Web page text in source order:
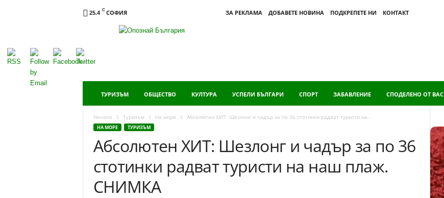
25.4 C СОФИЯ ЗА РЕКЛАМА ДОБАВЕТЕ НОВИНА ПОДКРЕПЕТЕ НИ
КОНТАКТ
ТУРИЗЪМ ОБЩЕСТВО КУЛТУРА УСПЕЛИ БЪЛГАРИ СПОРТ ЗАБАВЛЕНИЕ СПОДЕЛЕНО ОТ ВАС
Начало Туризъм На море Абсолютен ХИТ: Шезлонг и чадър за по 36 стотинки радват туристи на...
НА МОРЕ ТУРИЗЪМ
Абсолютен ХИТ: Шезлонг и чадър за по 36
стотинки радват туристи на наш плаж.
СНИМКА